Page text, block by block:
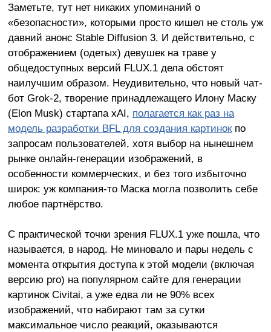
Заметьте, тут нет никаких упоминаний о
«безопасности», которыми просто кишел не столь уж
давний анонс Stable Diffusion 3. И действительно, с
отображением (одетых) девушек на траве у
общедоступных версий FLUX.1 дела обстоят
наилучшим образом. Неудивительно, что новый чат-
бот Grok-2, творение принадлежащего Илону Маску
(Elon Musk) стартапа xAI, полагается как раз на
модель разработки BFL для создания картинокпо
запросам пользователей, хотя выбор на нынешнем
рынке онлайн-генерации изображений, в
особенности коммерческих, и без того избыточно
широк: уж компания-то Маска могла позволить себе
любое партнёрство.
С практической точки зрения FLUX.1 уже пошла, что
называется, в народ. Не миновало и пары недель с
момента открытия доступа к этой модели (включая
версию pro) на популярном сайте для генерации
картинок Civitai, а уже едва ли не 90% всех
изображений, что набирают там за сутки
максимальное число реакций, оказываются